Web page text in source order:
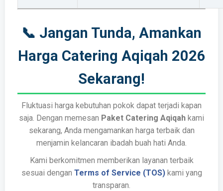
📞 Jangan Tunda, Amankan
Harga Catering Aqiqah 2026
Sekarang!
Fluktuasi harga kebutuhan pokok dapat terjadi kapan
saja. Dengan memesan Paket Catering Aqiqah kami
sekarang, Anda mengamankan harga terbaik dan
menjamin kelancaran ibadah buah hati Anda.
Kami berkomitmen memberikan layanan terbaik
sesuai dengan Terms of Service (TOS)kami yang
transparan.